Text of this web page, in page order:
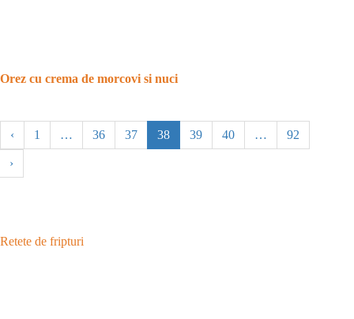
Orez cu crema de morcovi si nuci
‹ 1 … 36 37 38 39 40 … 92
›
Retete de fripturi